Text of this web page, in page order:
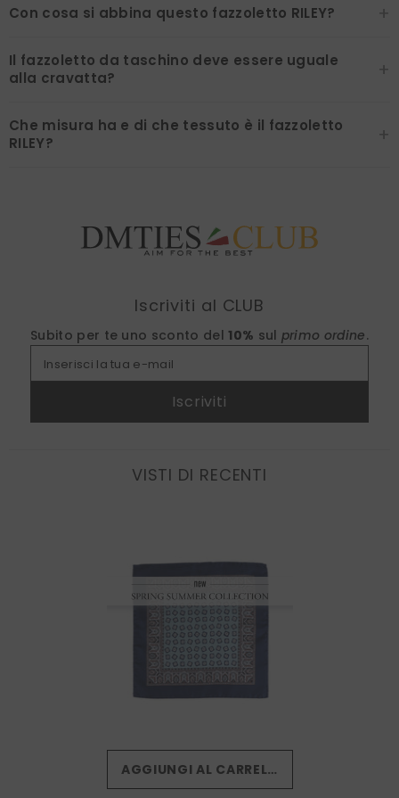
Con cosa si abbina questo fazzoletto RILEY? +
Il fazzoletto da taschino deve essere uguale
alla cravatta?
+
Che misura ha e di che tessuto è il fazzoletto
RILEY?
+
Iscriviti al CLUB
Subito per te uno sconto del 10% sul primo ordine.
Inserisci la tua e-mail
Iscriviti
VISTI DI RECENTI
AGGIUNGI AL CARRELLO